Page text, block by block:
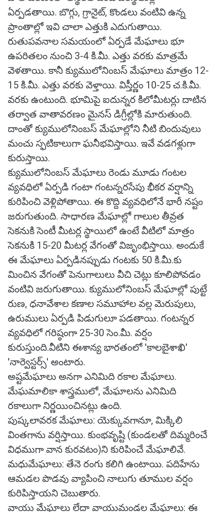
ఏర్పడతాయి. బొగ్గు, గ్రానైట్‌, కొండలు వంటివి ఉన్న
ప్రాంతాల్లో ఇవి చాలా ఎత్తుకి ఎదుగుతాయి.
రుతుపవనాల సమయంలో ఏర్పడే మేఘాలు భూ
ఉపరితలం నుంచి 3-4 కి.మీ. ఎత్తు వరకు మాత్రమే
వెళతాయి. కానీ క్యుములోనింబస్‌ మేఘాలు మాత్రం 12-
15 కి.మీ. ఎత్తు వరకు వెళ్తాయి. విస్తీర్ణం 10-25 చ.కి.మీ.
వరకు ఉంటుంది. భూమిపై ఐదున్నర కిలోమీటర్లు దాటిన
తర్వాత వాతావరణం మైనస్‌ డిగ్రీల్లోకి మారుతుంది.
దాంతో క్యుములోనింబస్‌ మేఘాల్లోని నీటి బిందువులు
మంచు స్ఫటికాలుగా ఘనీభవిస్తాయి. ఇవే వడగళ్లుగా
కురుస్తాయి.
క్యుములోనింబస్‌ మేఘాలు రెండు మూడు గంటల
వ్యవధిలో ఏర్పడి గంటా గంటన్నరసేపు భీకర వర్షాన్ని
కురిపించి వెళ్లిపోతాయి. ఈ కొద్ది వ్యవధిలోనే భారీ నష్టం
జరుగుతుంది. సాధారణ మేఘాల్లో గాలుల తీవ్రత
సెకనుకి సెంటీ మీటర్ల స్థాయిలో ఉంటే వీటిలో మాత్రం
సెకనుకి 15-20 మీటర్ల వేగంతో విజృంభిస్తాయి. అందుకే
ఈ మేఘాలు ఏర్పడినప్పుడు గంటకు 50 కి.మీ.కు
మించిన వేగంతో పెనుగాలులు వీచి చెట్లు కూలిపోవడం
వంటివి జరుగుతాయి. క్యుములోనింబస్‌ మేఘాల్లో పుట్టే
రుణ, ధనావేశాల కణాల సమూహాల వల్ల మెరుపులు,
ఉరుములు ఏర్పడి పిడుగులూ పడతాయి. గంటన్నర
వ్యవధిలో గరిష్ఠంగా 25-30 సెం.మీ. వర్షం
కురుస్తుంది.వీటిని ఈశాన్య భారతంలో 'కాలబైశాఖి'
'నార్వెస్టర్స్‌' అంటారు.
అష్టమేఘాలు అనగా ఎనిమిది రకాల మేఘాలు.
మేఘమాలికా శాస్త్రములో, మేఘాలను ఎనిమిది
రకాలుగా నిర్ణయించినట్లు ఉంది.
పుష్కలావరక మేఘాలు: యెక్కువగానూ, మిక్కిలి
వింతగాను వర్షిస్తాయి. కుంభవృష్టి (కుండలతో దిమ్మరించే
విధముగా వాన కురవటం)ని కురిపించే మేఘాలివే.
మధుమేఘాలు: తేనె రంగు కలిగి ఉంటాయి. పదిహేను
ఆమడల పొడవు వ్యాపించి నాలుగు తూముల వర్షం
కురిపిస్తాయని చెబుతారు.
వాయు మేఘాలు లేదా వాయుమండల మేఘాలు: ఈ